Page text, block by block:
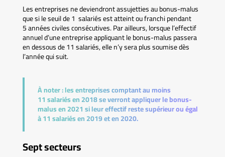
Les entreprises ne deviendront assujetties au bonus-malus
que si le seuil de 1 salariés est atteint ou franchi pendant
5 années civiles consécutives. Par ailleurs, lorsque l’effectif
annuel d’une entreprise appliquant le bonus-malus passera
en dessous de 11 salariés, elle n’y sera plus soumise dès
l’année qui suit.
À noter :les entreprises comptant au moins
11 salariés en 2018 se verront appliquer le bonus-
malus en 2021 si leur effectif reste supérieur ou égal
à 11 salariés en 2019 et en 2020.
Sept secteurs